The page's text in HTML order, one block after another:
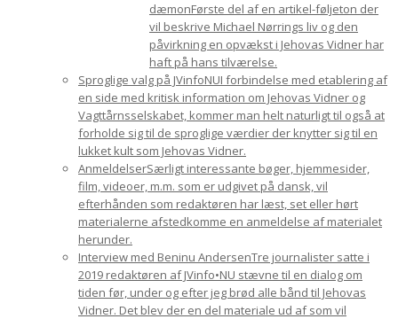
dæmonFørste del af en artikel-føljeton der
vil beskrive Michael Nørrings liv og den
påvirkning en opvækst i Jehovas Vidner har
haft på hans tilværelse.
Sproglige valg på JVinfoNUI forbindelse med etablering af
en side med kritisk information om Jehovas Vidner og
Vagttårnsselskabet, kommer man helt naturligt til også at
forholde sig til de sproglige værdier der knytter sig til en
lukket kult som Jehovas Vidner.
AnmeldelserSærligt interessante bøger, hjemmesider,
film, videoer, m.m. som er udgivet på dansk, vil
efterhånden som redaktøren har læst, set eller hørt
materialerne afstedkomme en anmeldelse af materialet
herunder.
Interview med Beninu AndersenTre journalister satte i
2019 redaktøren af JVinfo•NU stævne til en dialog om
tiden før, under og efter jeg brød alle bånd til Jehovas
Vidner. Det blev der en del materiale ud af som vil